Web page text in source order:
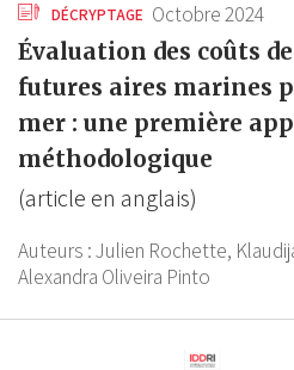
DÉCRYPTAGE Octobre 2024
Évaluation des coûts
futures aires marines
mer : une première
méthodologique
(article en anglais)
Auteurs :Julien Rochette,
Alexandra Oliveira Pinto